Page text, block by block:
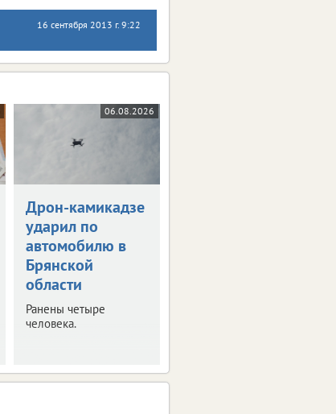
16 сентября 2013 г. 9:22
06.08.2026
Дрон-камикадзе
ударил по
автомобилю в
Брянской
области
Ранены четыре
человека.